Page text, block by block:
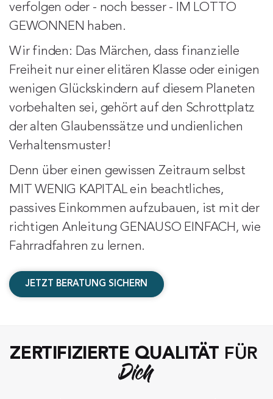
verfolgen oder - noch besser - IM LOTTO
GEWONNEN haben.
Wir finden: Das Märchen, dass finanzielle
Freiheit nur einer elitären Klasse oder einigen
wenigen Glückskindern auf diesem Planeten
vorbehalten sei, gehört auf den Schrottplatz
der alten Glaubenssätze und undienlichen
Verhaltensmuster!
Denn über einen gewissen Zeitraum selbst
MIT WENIG KAPITAL ein beachtliches,
passives Einkommen aufzubauen, ist mit der
richtigen Anleitung GENAUSO EINFACH, wie
Fahrradfahren zu lernen.
JETZT BERATUNG SICHERN
ZERTIFIZIERTE QUALITÄT
Dich